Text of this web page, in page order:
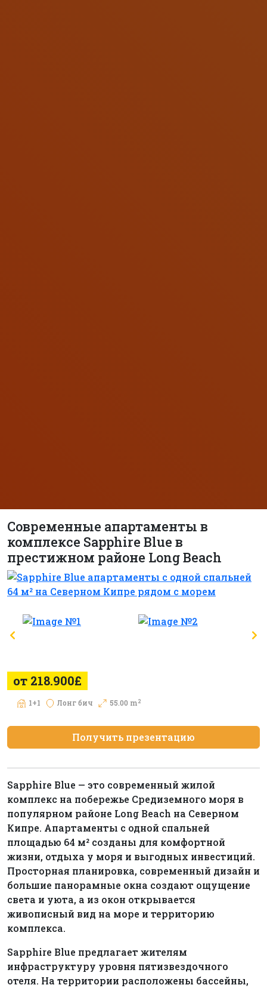
Современные апартаменты в
комплексе Sapphire Blue в
престижном районе Long Beach
от 218.900£
1+1 Лонг бич 55.00 m2
Получить презентацию
Sapphire Blue — это современный жилой
комплекс на побережье Средиземного моря в
популярном районе Long Beach на Северном
Кипре. Апартаменты с одной спальней
площадью 64 м² созданы для комфортной
жизни, отдыха у моря и выгодных инвестиций.
Просторная планировка, современный дизайн и
большие панорамные окна создают ощущение
света и уюта, а из окон открывается
живописный вид на море и территорию
комплекса.
Sapphire Blue предлагает жителям
инфраструктуру уровня пятизвездочного
отеля. На территории расположены бассейны,